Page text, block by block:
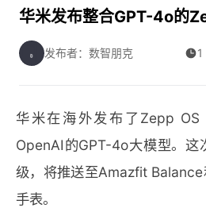
华米发布整合GPT-4o的
发布者：数智朋克 1
华米在海外发布了Zepp
OpenAI的GPT-4o大模型。这
级，将推送至Amazfit
手表。